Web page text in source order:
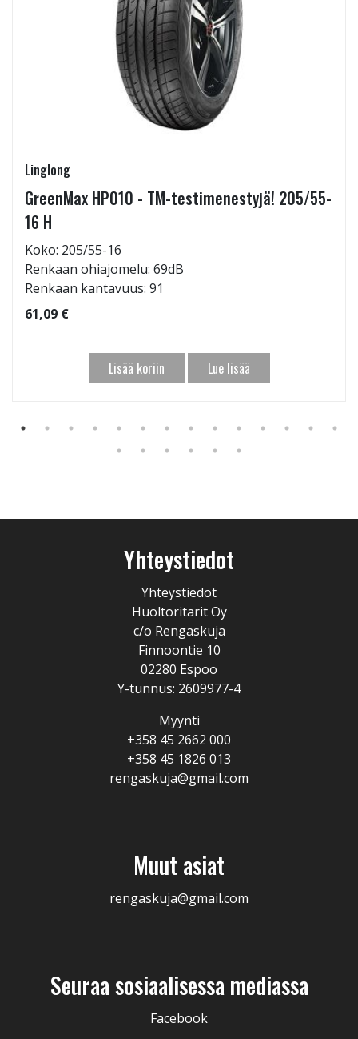
Linglong
GreenMax HP010 - TM-testimenestyjä! 205/55-
16 H
Koko: 205/55-16
Renkaan ohiajomelu: 69dB
Renkaan kantavuus: 91
61,09 €
Lisää koriin Lue lisää
Yhteystiedot
Yhteystiedot
Huoltoritarit Oy
c/o Rengaskuja
Finnoontie 10
02280 Espoo
Y-tunnus: 2609977-4
Myynti
+358 45 2662 000
+358 45 1826 013
rengaskuja@gmail.com
Muut asiat
rengaskuja@gmail.com
Seuraa sosiaalisessa mediassa
Facebook